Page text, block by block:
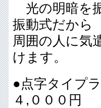
光の明暗を
振動式だから
周囲の人に気
けます。
●点字タイプ
４,０００円